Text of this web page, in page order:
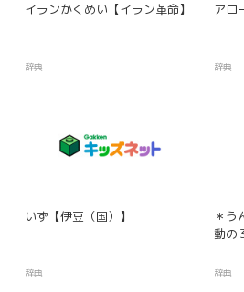
イランかくめい【イラン革命】
辞典
アロ
辞典
いず【伊豆（国）】
辞典
＊う
動の
辞典